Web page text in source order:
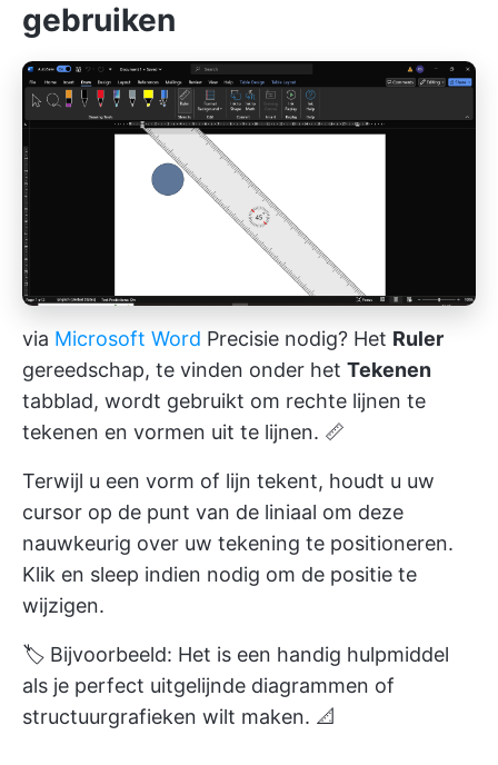
gebruiken
via Microsoft Word Precisie nodig? Het Ruler
gereedschap, te vinden onder het Tekenen
tabblad, wordt gebruikt om rechte lijnen te
tekenen en vormen uit te lijnen. 📏
Terwijl u een vorm of lijn tekent, houdt u uw
cursor op de punt van de liniaal om deze
nauwkeurig over uw tekening te positioneren.
Klik en sleep indien nodig om de positie te
wijzigen.
🏷️ Bijvoorbeeld: Het is een handig hulpmiddel
als je perfect uitgelijnde diagrammen of
structuurgrafieken wilt maken. 📐